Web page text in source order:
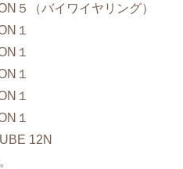
５（バイワイヤリング）
１
１
１
１
１
12N